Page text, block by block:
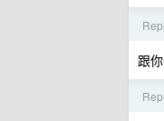
跟